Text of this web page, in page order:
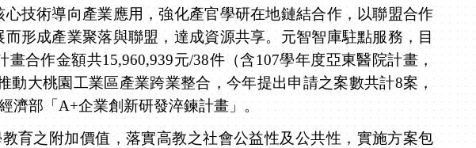
技術導向產業應用，強化產官學研在地鏈結合作， 以聯盟合作
形成產業聚落與聯盟，達成資源共享。元智智庫駐點服務，目
畫合作金額共15,960,939元/38件（含107學年度亞東醫院計畫，
動大桃園工業區產業跨業整合，今年提出申請之案數共計8案，
濟部「 A+企業創新研發淬鍊計畫」。
育之附加價值，落實高教之社會公益性及公共性，實施方案包